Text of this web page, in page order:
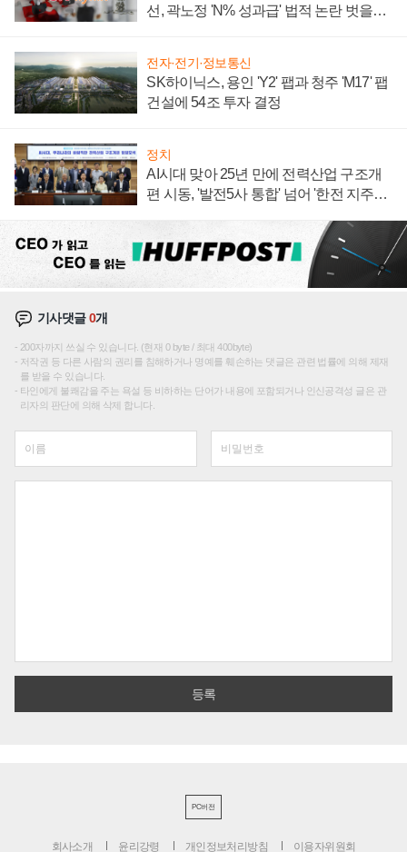
선, 곽노정 'N% 성과급' 법적 논란 벗을지
전자·전기·정보통신
SK하이닉스, 용인 'Y2' 팹과 청주 'M17' 팹
건설에 54조 투자 결정
정치
AI시대 맞아 25년 만에 전력산업 구조개
편 시동, '발전5사 통합' 넘어 '한전 지주사'
기사댓글0개
200자까지 쓰실 수 있습니다. (현재 0 byte / 최대 400byte)
저작권 등 다른 사람의 권리를 침해하거나 명예를 훼손하는 댓글은 관련 법률에 의해 제재
를 받을 수 있습니다.
타인에게 불쾌감을 주는 욕설 등 비하하는 단어가 내용에 포함되거나 인신공격성 글은 관
리자의 판단에 의해 삭제 합니다.
PC버전
회사소개 윤리강령 개인정보처리방침 이용자위원회